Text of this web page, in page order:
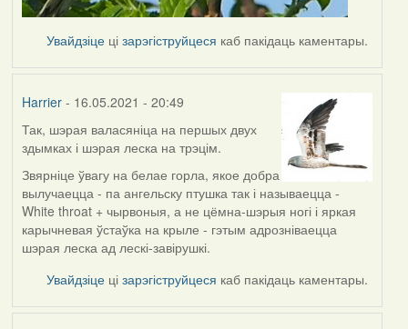
Увайдзіце цізарэгіструйцеся каб пакідаць каментары.
Harrier- 16.05.2021 - 20:49
In
reply
to
by
Lighty
Так, шэрая валасяніца на першых двух
здымках і шэрая леска на трэцім.
Звярніце ўвагу на белае горла, якое добра
вылучаецца - па ангельску птушка так і называецца -
White throat + чырвоныя, а не цёмна-шэрыя ногі і яркая
карычневая ўстаўка на крыле - гэтым адрозніваецца
шэрая леска ад лескі-завірушкі.
Увайдзіце цізарэгіструйцеся каб пакідаць каментары.